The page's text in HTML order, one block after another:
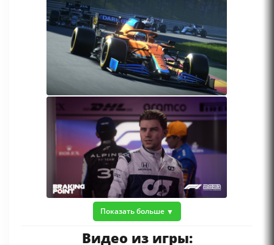
Показать больше
Видео из игры: